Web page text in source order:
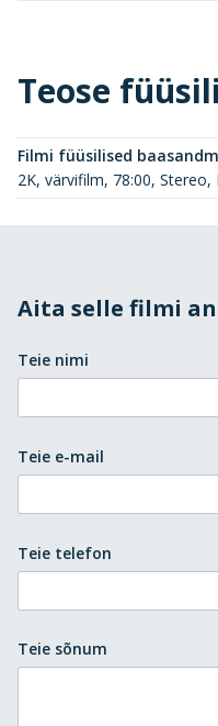
Teose
Filmi füüsilised
2K, värvifilm, 78:00, Stereo,
Aita selle filmi
Teie nimi
Teie e-mail
Teie telefon
Teie sõnum